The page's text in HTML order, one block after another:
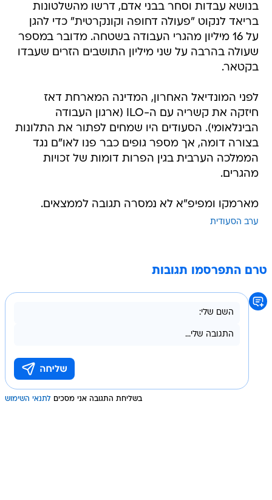
בנושא עבדות וסחר בבני אדם, דרשו מהשלטונות
בריאד לנקוט "פעולה דחופה וקונקרטית" כדי להגן
על 16 מיליון מהגרי העבודה בשטחה. מדובר במספר
שעולה בהרבה על שני מיליון התושבים הזרים שעבדו
בקטאר.
לפני המונדיאל האחרון, המדינה המארחת דאז
חיזקה את קשריה עם ה-ILO (ארגון העבודה
הבינלאומי). הסעודים היו שמחים לפתור את התלונות
בצורה דומה, אך מספר גופים כבר פנו לאו"ם נגד
הממלכה הערבית בגין הפרות דומות של זכויות
מהגרים.
מארמקו ומפיפ"א לא נמסרה תגובה לממצאים.
ערב הסעודית
טרם התפרסמו תגובות
בשליחת התגובה אני מסכים לתנאי השימוש